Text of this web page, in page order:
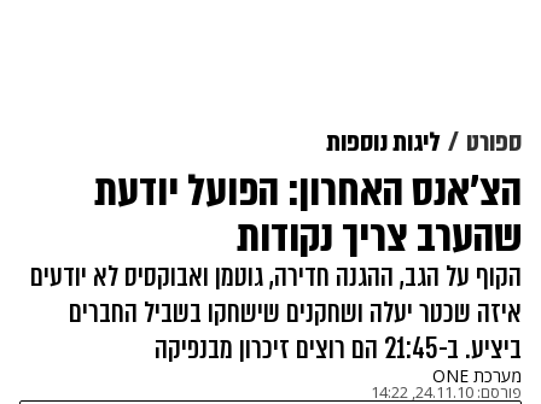
ספורט ליגות נוספות
הצ'אנס האחרון: הפועל יודעת
שהערב צריך נקודות
הקוף על הגב, ההגנה חדירה, גוטמן ואבוקסיס לא יודעים
איזה שכטר יעלה ושחקנים שישחקו בשביל החברים
ביציע. ב-21:45 הם רוצים זיכרון מבנפיקה
מערכת ONE
פורסם: 24.11.10, 14:22